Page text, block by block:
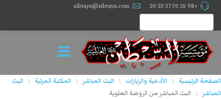
+98 25 3770 33 30
sibtayn@sibtayn.com
الصفحة الرئيسية \ الأدعية والزيارات \ البث المباشر \ المكتبة المرئية \ البث
المباشر \ البث المباشر من الروضة العلوية